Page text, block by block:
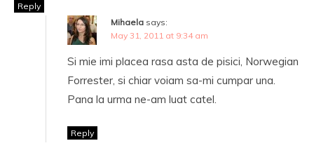
Reply
Mihaela says:
May 31, 2011 at 9:34 am
Si mie imi placea rasa asta de pisici, Norwegian
Forrester, si chiar voiam sa-mi cumpar una.
Pana la urma ne-am luat catel.
Reply